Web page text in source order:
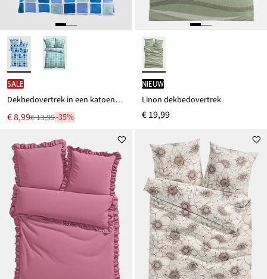
SALE
Dekbedovertrek in een katoenmix
Nu
voor
€ 8,99
Van € 13,99-35%
Nieuw
Linon dekbedovertrek
€ 19,99